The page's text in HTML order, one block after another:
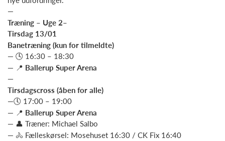
—
Træning – Uge 2–
Tirsdag 13/01
Banetræning (kun for tilmeldte)
— 🕓 16:30 – 18:30
— 📍 Ballerup Super Arena
—
Tirsdagscross (åben for alle)
—🕔 17:00 – 19:00
— 📍 Ballerup Super Arena
— 👤 Træner: Michael Salbo
— 🚴 Fælleskørsel: Mosehuset 16:30 / CK Fix 16:40